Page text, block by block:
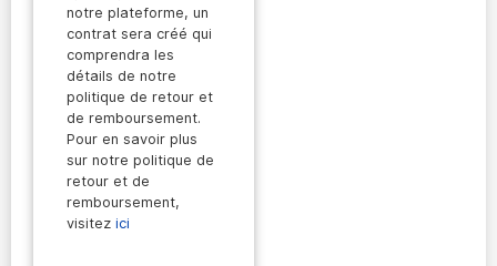
notre plateforme, un
contrat sera créé qui
comprendra les
détails de notre
politique de retour et
de remboursement.
Pour en savoir plus
sur notre politique de
retour et de
remboursement,
visitez ici